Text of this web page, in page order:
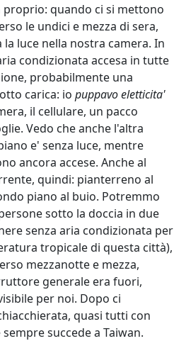
quando ci si mettono
le undici e mezza di sera,
luce nella nostra camera. In
condizionata accesa in tutte
probabilmente una
carica: io puppavo eletticita'
il cellulare, un pacco
Vedo che anche l'altra
e' senza luce, mentre
ancora accese. Anche al
quindi: pianterreno al
piano al buio. Potremmo
sotto la doccia in due
senza aria condizionata per
tropicale di questa città),
mezzanotte e mezza,
generale era fuori,
per noi. Dopo ci
quasi tutti con
succede a Taiwan.